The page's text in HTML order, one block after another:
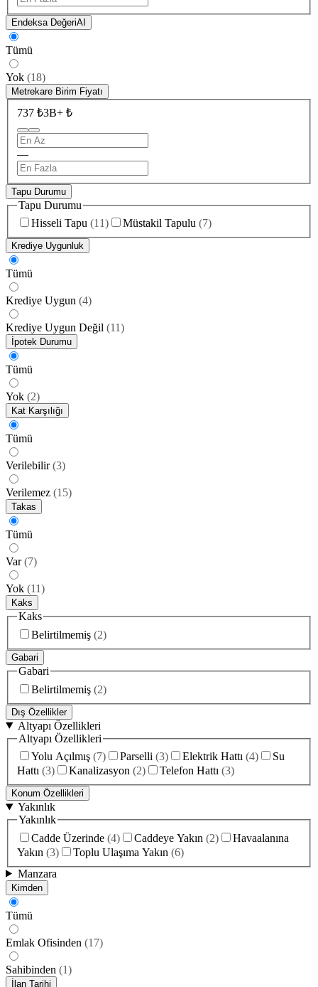
Endeksa DeğeriAI
Tümü
Yok (18)
Metrekare Birim Fiyatı
737 ₺3B+ ₺
—
Tapu Durumu
Tapu Durumu
Hisseli Tapu (11) Müstakil Tapulu (7)
Krediye Uygunluk
Tümü
Krediye Uygun (4)
Krediye Uygun Değil (11)
İpotek Durumu
Tümü
Yok (2)
Kat Karşılığı
Tümü
Verilebilir (3)
Verilemez (15)
Takas
Tümü
Var (7)
Yok (11)
Kaks
Kaks
Belirtilmemiş (2)
Gabari
Gabari
Belirtilmemiş (2)
Dış Özellikler
Altyapı Özellikleri
Altyapı Özellikleri
Yolu Açılmış (7) Parselli (3) Elektrik Hattı (4)
Su
Hattı (3) Kanalizasyon (2) Telefon Hattı (3)
Konum Özellikleri
Yakınlık
Yakınlık
Cadde Üzerinde (4) Caddeye Yakın (2)
Havaalanına
Yakın (3) Toplu Ulaşıma Yakın (6)
Manzara
Kimden
Tümü
Emlak Ofisinden (17)
Sahibinden (1)
İlan Tarihi